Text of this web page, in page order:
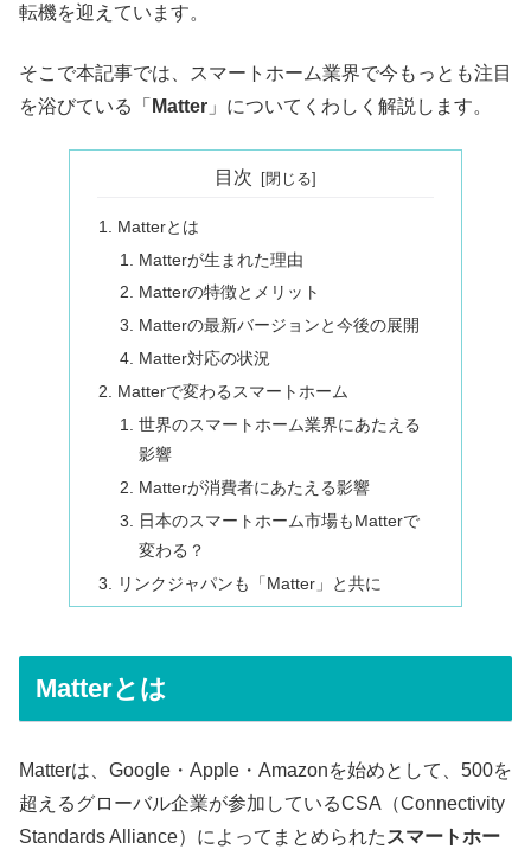
転機を迎えています。
そこで本記事では、スマートホーム業界で今もっとも注目
を浴びている「 Matter 」についてくわしく解説します。
目次
Matterとは
Matterが生まれた理由
Matterの特徴とメリット
Matterの最新バージョンと今後の展開
Matter対応の状況
Matterで変わるスマートホーム
世界のスマートホーム業界にあたえる
影響
Matterが消費者にあたえる影響
日本のスマートホーム市場もMatterで
変わる？
リンクジャパンも「Matter」と共に
Matterとは
Matterは、Google・Apple・Amazonを始めとして、500を
超えるグローバル企業が参加しているCSA（Connectivity
Standards Alliance）によってまとめられたスマートホー